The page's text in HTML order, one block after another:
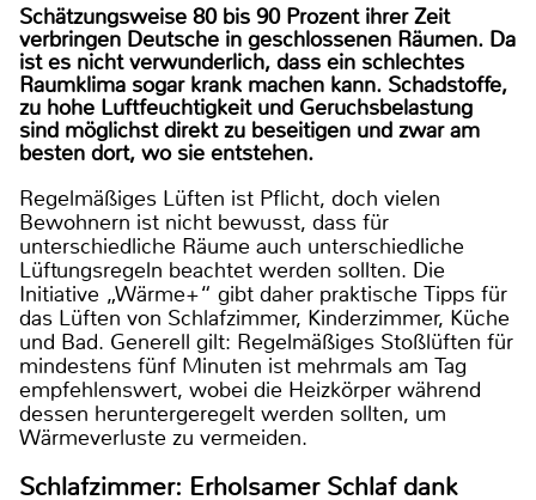
Schätzungsweise 80 bis 90 Prozent ihrer Zeit
verbringen Deutsche in geschlossenen Räumen. Da
ist es nicht verwunderlich, dass ein schlechtes
Raumklima sogar krank machen kann. Schadstoffe,
zu hohe Luftfeuchtigkeit und Geruchsbelastung
sind möglichst direkt zu beseitigen und zwar am
besten dort, wo sie entstehen.
Regelmäßiges Lüften ist Pflicht, doch vielen
Bewohnern ist nicht bewusst, dass für
unterschiedliche Räume auch unterschiedliche
Lüftungsregeln beachtet werden sollten. Die
Initiative „Wärme+“ gibt daher praktische Tipps für
das Lüften von Schlafzimmer, Kinderzimmer, Küche
und Bad. Generell gilt: Regelmäßiges Stoßlüften für
mindestens fünf Minuten ist mehrmals am Tag
empfehlenswert, wobei die Heizkörper während
dessen heruntergeregelt werden sollten, um
Wärmeverluste zu vermeiden.
Schlafzimmer: Erholsamer Schlaf dank